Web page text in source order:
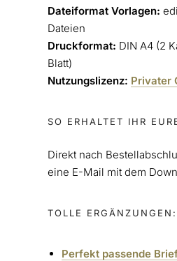
Dateiformat Vorlagen:
Dateien
Druckformat: DIN A4 (2
Blatt)
Nutzungslizenz: Privater
SO ERHALTET IHR
Direkt nach
eine E-Mail mit dem
TOLLE ERGÄNZUNGEN:
Perfekt passende